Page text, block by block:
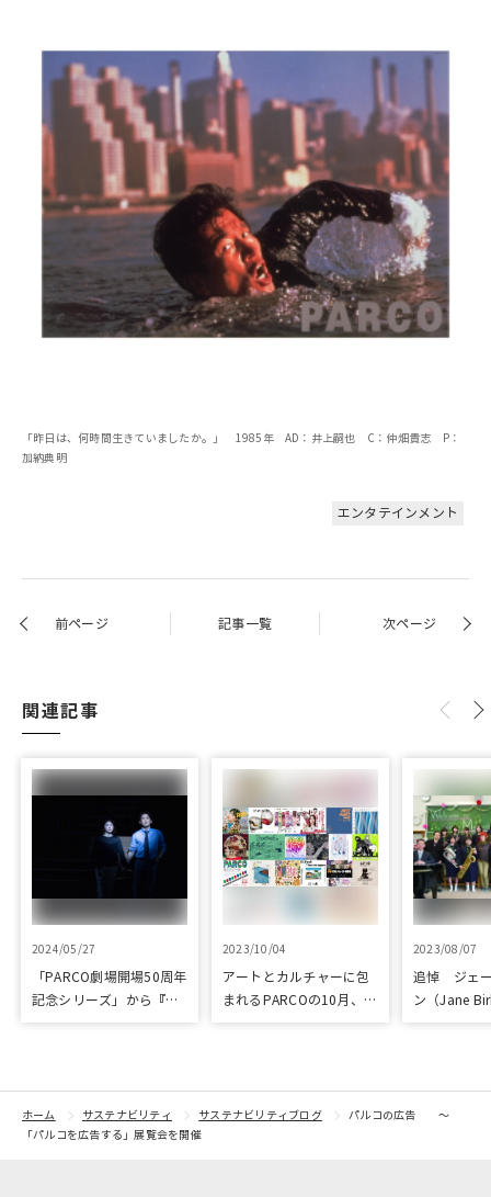
「昨日は、何時間生きていましたか。」 1985年 AD：井上嗣也 C：仲畑貴志 P：
加納典明
エンタテインメント
前ページ 記事一覧 次ページ
関連記事
2024/05/27
「PARCO劇場開場50周年
記念シリーズ」から『ラ
2023/10/04
アートとカルチャーに包
まれるPARCOの10月、
2023/08/07
追悼 ジェ
ン（Jane
ホーム サステナビリティ サステナビリティブログ
パルコの広告 ～
「パルコを広告する」展覧会を開催